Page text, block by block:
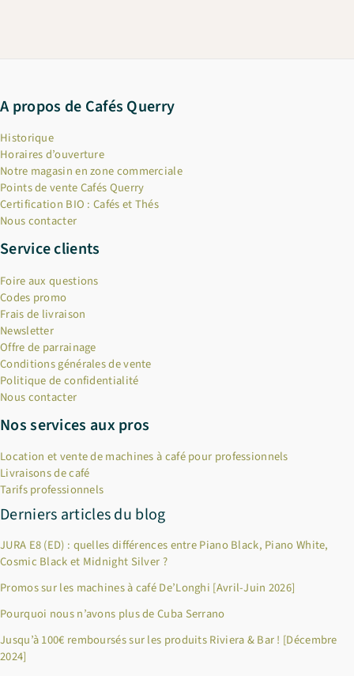
A propos de Cafés Querry
Historique
Horaires d’ouverture
Notre magasin en zone commerciale
Points de vente Cafés Querry
Certification BIO : Cafés et Thés
Nous contacter
Service clients
Foire aux questions
Codes promo
Frais de livraison
Newsletter
Offre de parrainage
Conditions générales de vente
Politique de confidentialité
Nous contacter
Nos services aux pros
Location et vente de machines à café pour professionnels
Livraisons de café
Tarifs professionnels
Derniers articles du blog
JURA E8 (ED) : quelles différences entre Piano Black, Piano White,
Cosmic Black et Midnight Silver ?
Promos sur les machines à café De’Longhi [Avril-Juin 2026]
Pourquoi nous n’avons plus de Cuba Serrano
Jusqu’à 100€ remboursés sur les produits Riviera & Bar ! [Décembre
2024]
×
Bienvenue chez Cafés Querry !
Profitez de -10% sur votre première commande (hors